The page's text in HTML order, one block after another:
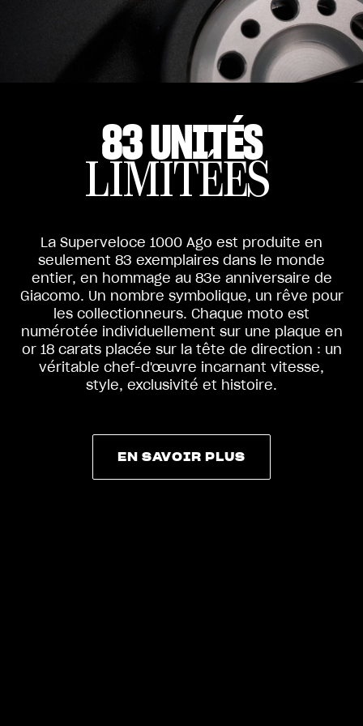
83 UNITÉS
LIMITÉES
La Superveloce 1000 Ago est produite en
seulement 83 exemplaires dans le monde
entier, en hommage au 83e anniversaire de
Giacomo. Un nombre symbolique, un rêve pour
les collectionneurs. Chaque moto est
numérotée individuellement sur une plaque en
or 18 carats placée sur la tête de direction : un
véritable chef-d'œuvre incarnant vitesse,
style, exclusivité et histoire.
EN SAVOIR PLUS